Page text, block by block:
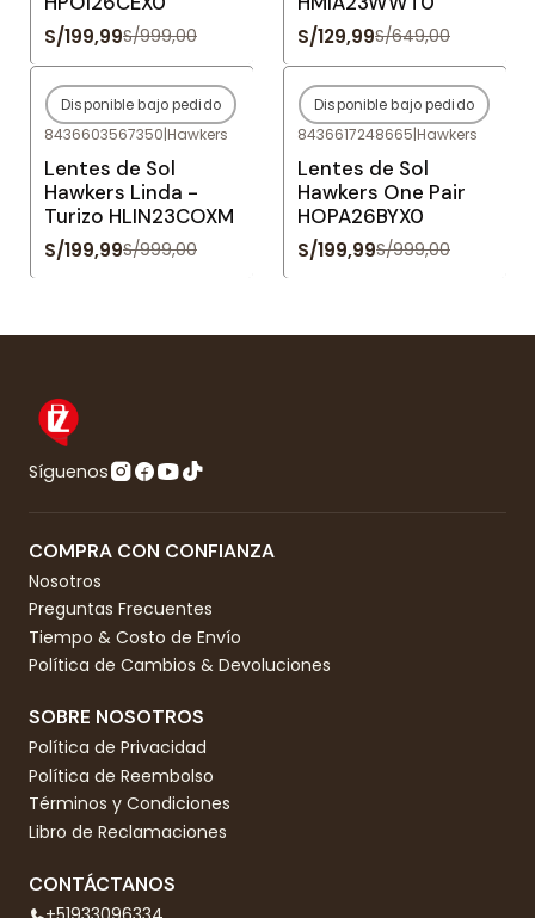
S/199,99S/999,00 S/129,99S/649,00
-80%OFF
Agotado
Disponible bajo pedido
8436603567350|Hawkers
Lentes de Sol
Hawkers Linda -
Turizo HLIN23COXM
S/199,99S/999,00
-80%OFF
Agotado
Disponible bajo pedido
8436617248665|Hawkers
Lentes de Sol
Hawkers One Pair
HOPA26BYX0
S/199,99S/999,00
Síguenos
COMPRA CON CONFIANZA
Nosotros
Preguntas Frecuentes
Tiempo & Costo de Envío
Política de Cambios & Devoluciones
SOBRE NOSOTROS
Política de Privacidad
Política de Reembolso
Términos y Condiciones
Libro de Reclamaciones
CONTÁCTANOS